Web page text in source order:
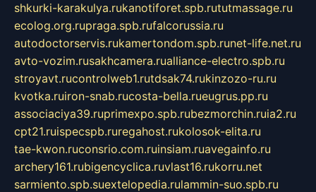
shkurki-karakulya.rukanotiforet.spb.rututmassage.ru
ecolog.org.rupraga.spb.rufalcorussia.ru
autodoctorservis.rukamertondom.spb.runet-life.net.ru
avto-vozim.rusakhcamera.rualliance-electro.spb.ru
stroyavt.rucontrolweb1.rutdsak74.rukinzozo-ru.ru
kvotka.ruiron-snab.rucosta-bella.rueugrus.pp.ru
associaciya39.ruprimexpo.spb.rubezmorchin.ruia2.ru
cpt21.ruispecspb.ruregahost.rukolosok-elita.ru
tae-kwon.ruconsrio.com.ruinsiam.ruavegainfo.ru
archery161.rubigencyclica.ruvlast16.rukorru.net
sarmiento.spb.suextelopedia.rulammin-suo.spb.ru